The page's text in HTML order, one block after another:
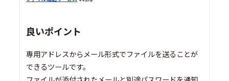
良いポイント
専用アドレスからメール形式でファイルを送ることが
できるツールです。